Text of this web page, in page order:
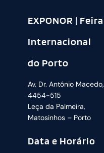
EXPONOR | Feira
Internacional
do Porto
Av. Dr. António Macedo,
4454-515
Leça da Palmeira,
Matosinhos – Porto
Data e Horário